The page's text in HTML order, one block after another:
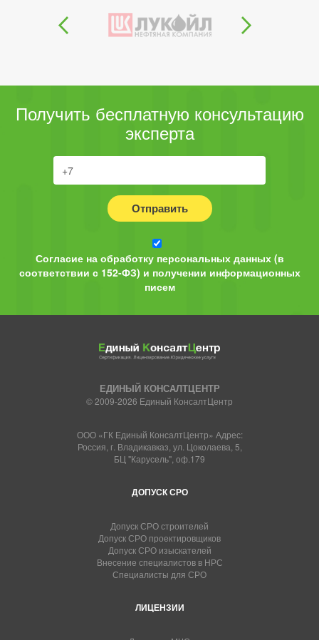
Получить бесплатную консультацию
эксперта
Отправить
Согласие на обработку персональных данных (в
соответствии с 152-ФЗ) и получении информационных
писем
ЕДИНЫЙ КОНСАЛТЦЕНТР
© 2009-2026 Единый КонсалтЦентр
ООО «ГК Единый КонсалтЦентр» Адрес:
Россия, г. Владикавказ, ул. Цоколаева, 5,
БЦ "Карусель", оф.179
ДОПУСК СРО
Допуск СРО строителей
Допуск СРО проектировщиков
Допуск СРО изыскателей
Внесение специалистов в НРС
Специалисты для СРО
ЛИЦЕНЗИИ